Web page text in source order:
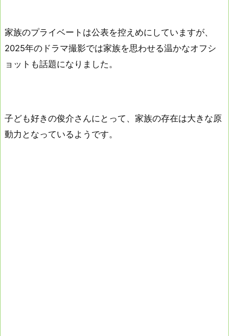
家族のプライベートは公表を控えめにしていますが、
2025年のドラマ撮影では家族を思わせる温かなオフシ
ョットも話題になりました。
子ども好きの俊介さんにとって、家族の存在は大きな原
動力となっているようです。